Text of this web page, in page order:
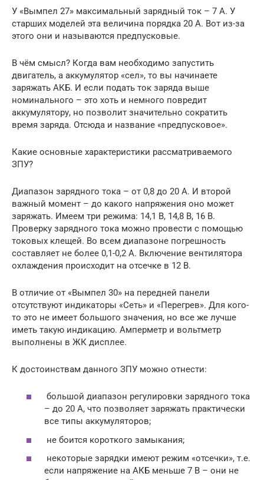
У «Вымпел 27» максимальный зарядный ток – 7 А. У
старших моделей эта величина порядка 20 А. Вот из-за
этого они и называются предпусковые.
В чём смысл? Когда вам необходимо запустить
двигатель, а аккумулятор «сел», то вы начинаете
заряжать АКБ. И если подать ток заряда выше
номинального – это хоть и немного повредит
аккумулятору, но позволит значительно сократить
время заряда. Отсюда и название «предпусковое».
Какие основные характеристики рассматриваемого
ЗПУ?
Диапазон зарядного тока – от 0,8 до 20 А. И второй
важный момент – до какого напряжения оно может
заряжать. Имеем три режима: 14,1 В, 14,8 В, 16 В.
Проверку зарядного тока можно провести с помощью
токовых клещей. Во всем диапазоне погрешность
составляет не более 0,1-0,2 А. Включение вентилятора
охлаждения происходит на отсечке в 12 В.
В отличие от «Вымпел 30» на передней панели
отсутствуют индикаторы «Сеть» и «Перегрев». Для кого-
то это не имеет большого значения, но все же лучше
иметь такую индикацию. Амперметр и вольтметр
выполнены в ЖК дисплее.
К достоинствам данного ЗПУ можно отнести:
большой диапазон регулировки зарядного тока
– до 20 А, что позволяет заряжать практически
все типы аккумуляторов;
не боится короткого замыкания;
некоторые зарядки имеют режим «отсечки», т.е.
если напряжение на АКБ меньше 7 В – они не